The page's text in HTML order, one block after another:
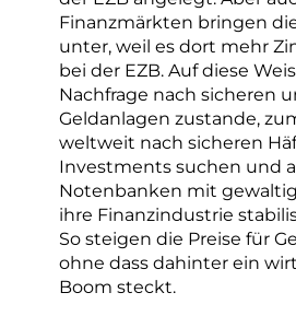
Finanzmärkten bringen
unter, weil es dort mehr
bei der EZB. Auf diese
Nachfrage nach sicheren
Geldanlagen zustande,
weltweit nach sicheren
Investments suchen und
Notenbanken mit
ihre Finanzindustrie
So steigen die Preise für
ohne dass dahinter ein
Boom steckt.